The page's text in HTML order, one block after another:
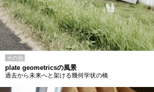
その他
plate geometricsの風景
過去から未来へと架ける幾何学状の橋